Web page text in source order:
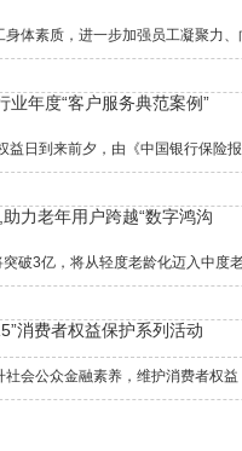
素质，进一步加强员工凝聚力、
业年度“客户服务典范案例”
日到来前夕，由《中国银行保险
力老年用户跨越“数字鸿沟
破3亿，将从轻度老龄化迈入中
消费者权益保护系列活动
会公众金融素养，维护消费者权